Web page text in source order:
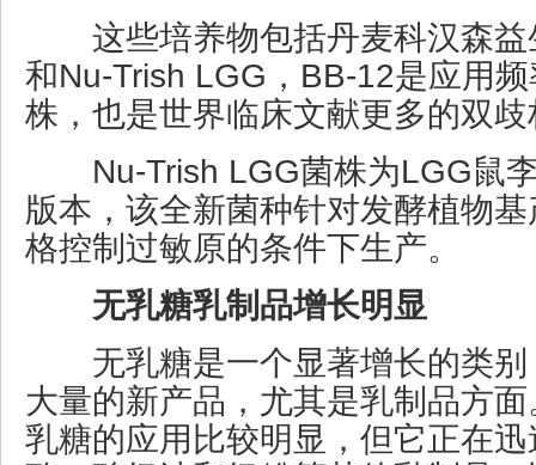
这些培养物包括丹麦科汉森益
和Nu-Trish LGG，BB-12是应用
株，也是世界临床文献更多的双
Nu-Trish LGG菌株为LGG鼠李
版本，该全新菌种针对发酵植物
格控制过敏原的条件下生产。
无乳糖乳制品增长明显
无乳糖是一个显著增长的类别
大量的新产品，尤其是乳制品方
乳糖的应用比较明显，但它正在